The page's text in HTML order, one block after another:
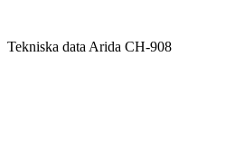
Tekniska data Arida CH-908